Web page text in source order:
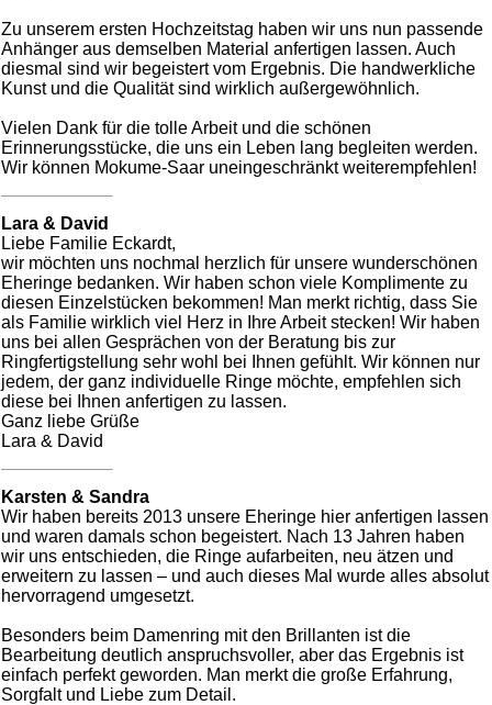
Zu unserem ersten Hochzeitstag haben wir uns nun passende
Anhänger aus demselben Material anfertigen lassen. Auch
diesmal sind wir begeistert vom Ergebnis. Die handwerkliche
Kunst und die Qualität sind wirklich außergewöhnlich.
Vielen Dank für die tolle Arbeit und die schönen
Erinnerungsstücke, die uns ein Leben lang begleiten werden.
Wir können Mokume-Saar uneingeschränkt weiterempfehlen!
Lara & David
Liebe Familie Eckardt,
wir möchten uns nochmal herzlich für unsere wunderschönen
Eheringe bedanken. Wir haben schon viele Komplimente zu
diesen Einzelstücken bekommen! Man merkt richtig, dass Sie
als Familie wirklich viel Herz in Ihre Arbeit stecken! Wir haben
uns bei allen Gesprächen von der Beratung bis zur
Ringfertigstellung sehr wohl bei Ihnen gefühlt. Wir können nur
jedem, der ganz individuelle Ringe möchte, empfehlen sich
diese bei Ihnen anfertigen zu lassen.
Ganz liebe Grüße
Lara & David
Karsten & Sandra
Wir haben bereits 2013 unsere Eheringe hier anfertigen lassen
und waren damals schon begeistert. Nach 13 Jahren haben
wir uns entschieden, die Ringe aufarbeiten, neu ätzen und
erweitern zu lassen – und auch dieses Mal wurde alles absolut
hervorragend umgesetzt.
Besonders beim Damenring mit den Brillanten ist die
Bearbeitung deutlich anspruchsvoller, aber das Ergebnis ist
einfach perfekt geworden. Man merkt die große Erfahrung,
Sorgfalt und Liebe zum Detail.